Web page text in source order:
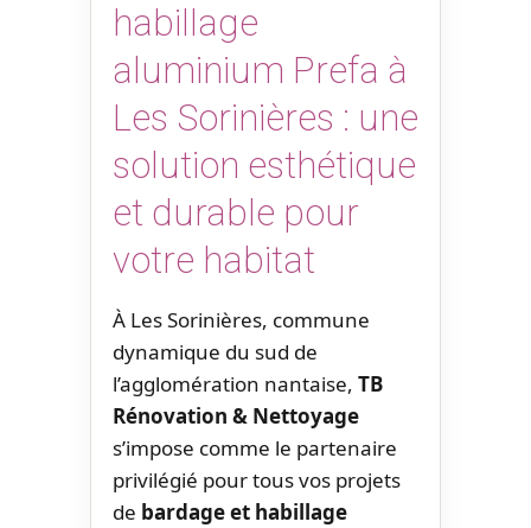
habillage
aluminium Prefa à
Les Sorinières : une
solution esthétique
et durable pour
votre habitat
À Les Sorinières, commune
dynamique du sud de
l’agglomération nantaise, TB
Rénovation & Nettoyage
s’impose comme le partenaire
privilégié pour tous vos projets
de bardage et habillage